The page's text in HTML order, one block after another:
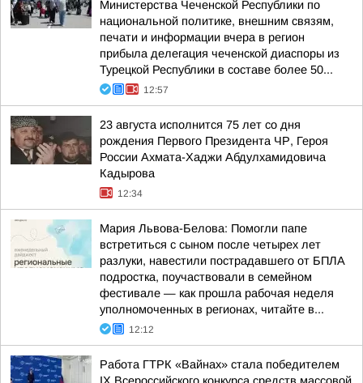
Министерства Чеченской Республики по
национальной политике, внешним связям,
печати и информации вчера в регион
прибыла делегация чеченской диаспоры из
Турецкой Республики в составе более 50...
12:57
23 августа исполнится 75 лет со дня
рождения Первого Президента ЧР, Героя
России Ахмата-Хаджи Абдулхамидовича
Кадырова
12:34
Мария Львова-Белова: Помогли папе
встретиться с сыном после четырех лет
разлуки, навестили пострадавшего от БПЛА
подростка, поучаствовали в семейном
фестивале — как прошла рабочая неделя
уполномоченных в регионах, читайте в...
12:12
Работа ГТРК «Вайнах» стала победителем